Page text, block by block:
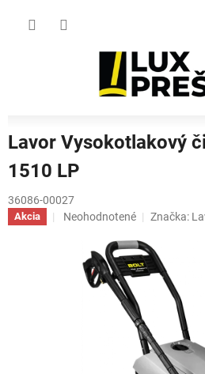
Lavor Vysokotlakový
1510 LP
36086-00027
Akcia
Priemerné
produktu
Neohodnotené Značka: